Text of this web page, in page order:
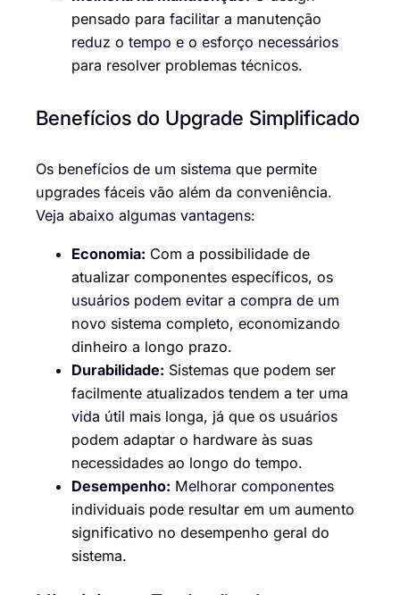
pensado para facilitar a manutenção
reduz o tempo e o esforço necessários
para resolver problemas técnicos.
Benefícios do Upgrade Simplificado
Os benefícios de um sistema que permite
upgrades fáceis vão além da conveniência.
Veja abaixo algumas vantagens:
Economia: Com a possibilidade de
atualizar componentes específicos, os
usuários podem evitar a compra de um
novo sistema completo, economizando
dinheiro a longo prazo.
Durabilidade: Sistemas que podem ser
facilmente atualizados tendem a ter uma
vida útil mais longa, já que os usuários
podem adaptar o hardware às suas
necessidades ao longo do tempo.
Desempenho: Melhorar componentes
individuais pode resultar em um aumento
significativo no desempenho geral do
sistema.